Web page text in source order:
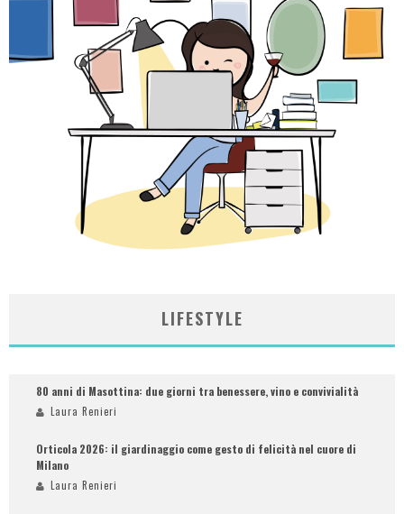
LIFESTYLE
80 anni di Masottina: due giorni tra benessere, vino e convivialità
Laura Renieri
Orticola 2026: il giardinaggio come gesto di felicità nel cuore di
Milano
Laura Renieri